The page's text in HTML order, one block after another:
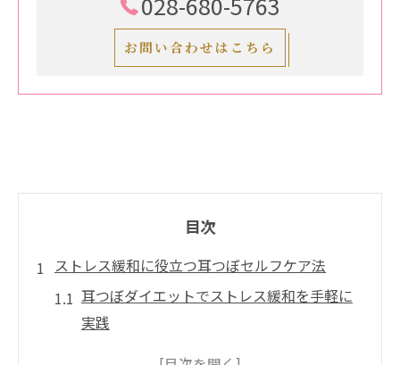
お問い合わせはこちら
目次
ストレス緩和に役立つ耳つぼセルフケア法
耳つぼダイエットでストレス緩和を手軽に
実践
耳つぼストレス緩和栃木県のセルフケア基